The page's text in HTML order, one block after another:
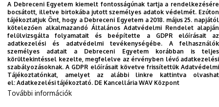
Dolgozói adatmódosítás igénylése a DE
telefonkönyvében|Külső személyek rögzítése a
DE telefonkönyvében|Súgó|Hibabejelentés
A Debreceni Egyetem kiemelt fontosságúnak tartja a rendelkezésére
bocsátott, illetve birtokába jutott személyes adatok védelmét. Ezúton
tájékoztatjuk Önt, hogy a Debreceni Egyetem a 2018. május 25. napjától
kötelezően alkalmazandó Általános Adatvédelmi Rendelet alapján
felülvizsgálta folyamatait és beépítette a GDPR előírásait az
adatkezelési és adatvédelmi tevékenységébe. A felhasználók
személyes adatait a Debreceni Egyetem korábban is teljes
körültekintéssel kezelte, megfelelve az érvényben lévő adatkezelési
szabályozásoknak. A GDPR előírásait követve frissítettük Adatvédelmi
Tájékoztatónkat, amelyet az alábbi linkre kattintva olvashat
el: Adatkezelési tájékoztató. DE Kancellária WAV Központ
További információk